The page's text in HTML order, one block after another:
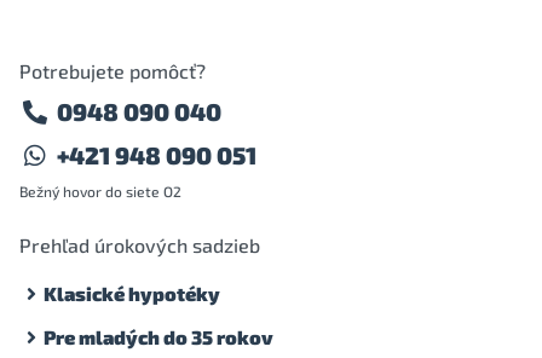
Potrebujete pomôcť?
0948 090 040
+421 948 090 051
Bežný hovor do siete O2
Prehľad úrokových sadzieb
Klasické hypotéky
Pre mladých do 35 rokov